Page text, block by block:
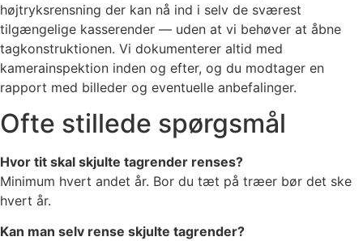
højtryksrensning der kan nå ind i selv de sværest
tilgængelige kasserender — uden at vi behøver at åbne
tagkonstruktionen. Vi dokumenterer altid med
kamerainspektion inden og efter, og du modtager en
rapport med billeder og eventuelle anbefalinger.
Ofte stillede spørgsmål
Hvor tit skal skjulte tagrender renses?
Minimum hvert andet år. Bor du tæt på træer bør det ske
hvert år.
Kan man selv rense skjulte tagrender?